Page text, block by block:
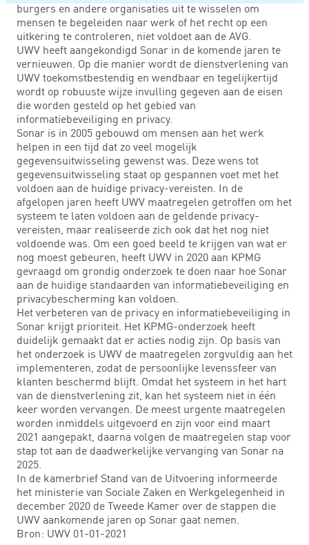
burgers en andere organisaties uit te wisselen om
mensen te begeleiden naar werk of het recht op een
uitkering te controleren, niet voldoet aan de AVG.
UWV heeft aangekondigd Sonar in de komende jaren te
vernieuwen. Op die manier wordt de dienstverlening van
UWV toekomstbestendig en wendbaar en tegelijkertijd
wordt op robuuste wijze invulling gegeven aan de eisen
die worden gesteld op het gebied van
informatiebeveiliging en privacy.
Sonar is in 2005 gebouwd om mensen aan het werk
helpen in een tijd dat zo veel mogelijk
gegevensuitwisseling gewenst was. Deze wens tot
gegevensuitwisseling staat op gespannen voet met het
voldoen aan de huidige privacy-vereisten. In de
afgelopen jaren heeft UWV maatregelen getroffen om het
systeem te laten voldoen aan de geldende privacy-
vereisten, maar realiseerde zich ook dat het nog niet
voldoende was. Om een goed beeld te krijgen van wat er
nog moest gebeuren, heeft UWV in 2020 aan KPMG
gevraagd om grondig onderzoek te doen naar hoe Sonar
aan de huidige standaarden van informatiebeveiliging en
privacybescherming kan voldoen.
Het verbeteren van de privacy en informatiebeveiliging in
Sonar krijgt prioriteit. Het KPMG-onderzoek heeft
duidelijk gemaakt dat er acties nodig zijn. Op basis van
het onderzoek is UWV de maatregelen zorgvuldig aan het
implementeren, zodat de persoonlijke levenssfeer van
klanten beschermd blijft. Omdat het systeem in het hart
van de dienstverlening zit, kan het systeem niet in één
keer worden vervangen. De meest urgente maatregelen
worden inmiddels uitgevoerd en zijn voor eind maart
2021 aangepakt, daarna volgen de maatregelen stap voor
stap tot aan de daadwerkelijke vervanging van Sonar na
2025.
In de kamerbrief Stand van de Uitvoering informeerde
het ministerie van Sociale Zaken en Werkgelegenheid in
december 2020 de Tweede Kamer over de stappen die
UWV aankomende jaren op Sonar gaat nemen.
Bron: UWV 01-01-2021